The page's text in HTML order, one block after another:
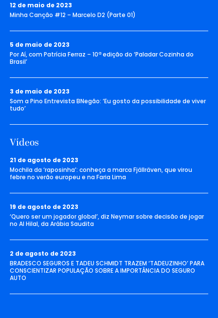
12 de maio de 2023
Minha Canção #12 – Marcelo D2 (Parte 01)
5 de maio de 2023
Por Aí, com Patrícia Ferraz – 10ª edição do ‘Paladar Cozinha do
Brasil’
3 de maio de 2023
Som a Pino Entrevista BNegão: ‘Eu gosto da possibilidade de viver
tudo’
Vídeos
21 de agosto de 2023
Mochila da ‘raposinha’: conheça a marca Fjällräven, que virou
febre no verão europeu e na Faria Lima
19 de agosto de 2023
‘Quero ser um jogador global’, diz Neymar sobre decisão de jogar
no Al Hilal, da Arábia Saudita
2 de agosto de 2023
BRADESCO SEGUROS E TADEU SCHMIDT TRAZEM ‘TADEUZINHO’ PARA
CONSCIENTIZAR POPULAÇÃO SOBRE A IMPORTÂNCIA DO SEGURO
AUTO